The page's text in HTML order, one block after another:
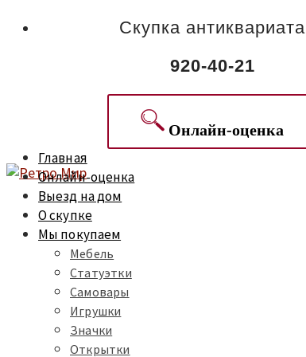
Скупка антиквариата
920-40-21
Онлайн-оценка
Главная
Онлайн-оценка
Выезд на дом
О скупке
Мы покупаем
Мебель
Статуэтки
Самовары
Игрушки
Значки
Открытки